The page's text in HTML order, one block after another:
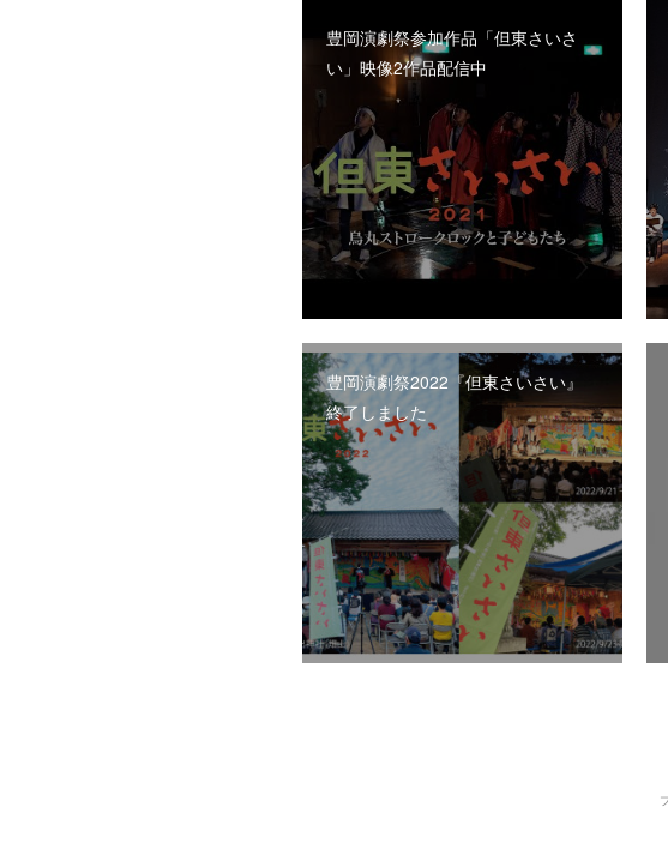
豊岡演劇祭参加作品「但東さいさ
い」映像2作品配信中
豊岡演劇祭2022『但東さいさい』
終了しました